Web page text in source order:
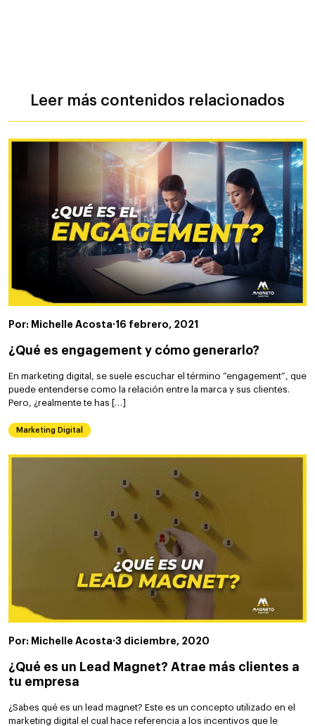
Leer más contenidos relacionados
Por: Michelle Acosta·16 febrero, 2021
¿Qué es engagement y cómo generarlo?
En marketing digital, se suele escuchar el término “engagement”, que
puede entenderse como la relación entre la marca y sus clientes.
Pero, ¿realmente te has […]
Marketing Digital
Por: Michelle Acosta·3 diciembre, 2020
¿Qué es un Lead Magnet? Atrae más clientes a
tu empresa
¿Sabes qué es un lead magnet? Este es un concepto utilizado en el
marketing digital el cual hace referencia a los incentivos que le